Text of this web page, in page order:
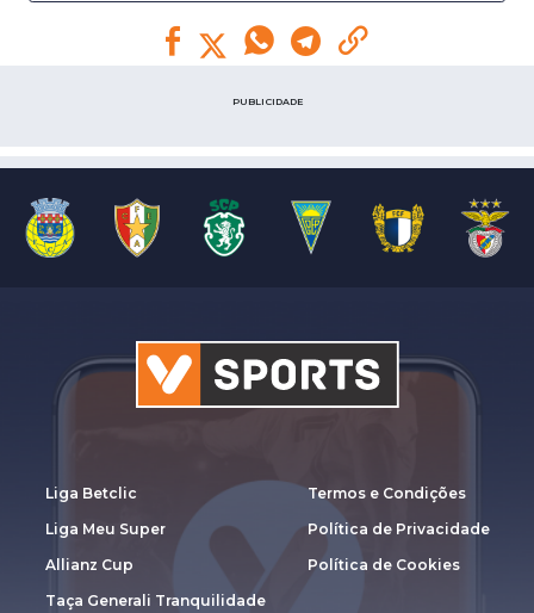
PUBLICIDADE
Liga Betclic
Liga Meu Super
Allianz Cup
Taça Generali Tranquilidade
Termos e Condições
Política de Privacidade
Política de Cookies